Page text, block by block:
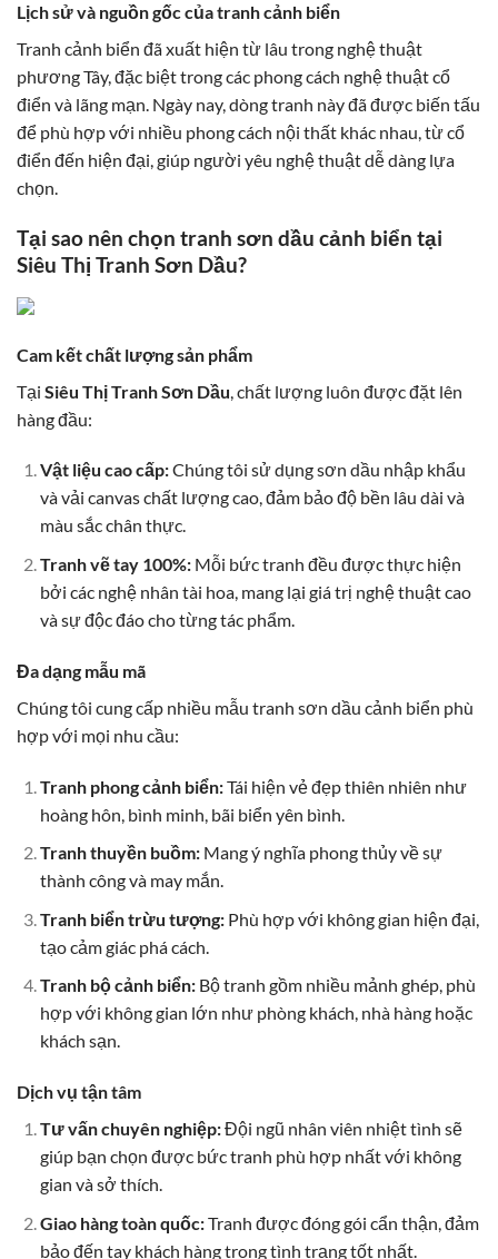
Lịch sử và nguồn gốc của tranh cảnh biển
Tranh cảnh biển đã xuất hiện từ lâu trong nghệ thuật
phương Tây, đặc biệt trong các phong cách nghệ thuật cổ
điển và lãng mạn. Ngày nay, dòng tranh này đã được biến tấu
để phù hợp với nhiều phong cách nội thất khác nhau, từ cổ
điển đến hiện đại, giúp người yêu nghệ thuật dễ dàng lựa
chọn.
Tại sao nên chọn tranh sơn dầu cảnh biển tại
Siêu Thị Tranh Sơn Dầu?
Cam kết chất lượng sản phẩm
Tại Siêu Thị Tranh Sơn Dầu , chất lượng luôn được đặt lên
hàng đầu:
Vật liệu cao cấp:Chúng tôi sử dụng sơn dầu nhập khẩu
và vải canvas chất lượng cao, đảm bảo độ bền lâu dài và
màu sắc chân thực.
Tranh vẽ tay 100%:Mỗi bức tranh đều được thực hiện
bởi các nghệ nhân tài hoa, mang lại giá trị nghệ thuật cao
và sự độc đáo cho từng tác phẩm.
Đa dạng mẫu mã
Chúng tôi cung cấp nhiều mẫu tranh sơn dầu cảnh biển phù
hợp với mọi nhu cầu:
Tranh phong cảnh biển:Tái hiện vẻ đẹp thiên nhiên như
hoàng hôn, bình minh, bãi biển yên bình.
Tranh thuyền buồm:Mang ý nghĩa phong thủy về sự
thành công và may mắn.
Tranh biển trừu tượng:Phù hợp với không gian hiện đại,
tạo cảm giác phá cách.
Tranh bộ cảnh biển:Bộ tranh gồm nhiều mảnh ghép, phù
hợp với không gian lớn như phòng khách, nhà hàng hoặc
khách sạn.
Dịch vụ tận tâm
Tư vấn chuyên nghiệp:Đội ngũ nhân viên nhiệt tình sẽ
giúp bạn chọn được bức tranh phù hợp nhất với không
gian và sở thích.
Giao hàng toàn quốc:Tranh được đóng gói cẩn thận, đảm
bảo đến tay khách hàng trong tình trạng tốt nhất.